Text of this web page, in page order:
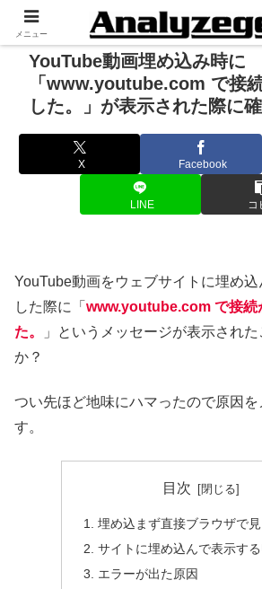
YouTube動画埋め込み時に
「www.youtube.com で接
した。」が表示された際に
X Facebook
LINE コ
YouTube動画をウェブサイトに埋め
した際に「 www.youtube.com で接続
た。
」というメッセージが表示され
か？
つい先ほど地味にハマったので原因を
す。
目次
埋め込まず直接ブラウザで
サイトに埋め込んで表示する
エラーが出た原因
メニュー